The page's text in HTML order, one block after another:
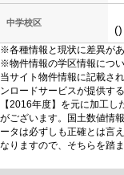
中学校区
()
※各種情報と現状に差異が
※物件情報の学区情報につ
当サイト物件情報に記載さ
ンロードサービスが提供す
【2016年度】を元に加工
がございます。国土数値情
ータは必ずしも正確とは言
なりますので、そちらを踏